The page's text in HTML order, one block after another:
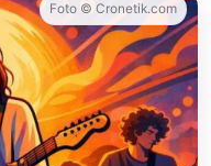
Foto © Cronetik.com